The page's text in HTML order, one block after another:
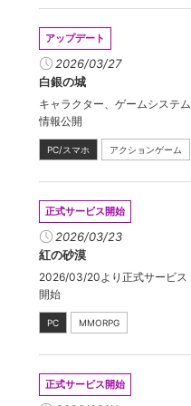
アップデート
2026/03/27
白銀の城
キャラクター、ゲームシステム
情報公開
PC/スマホ アクションゲーム
正式サービス開始
2026/03/23
紅の砂漠
2026/03/20より正式サービス
開始
PC MMORPG
正式サービス開始